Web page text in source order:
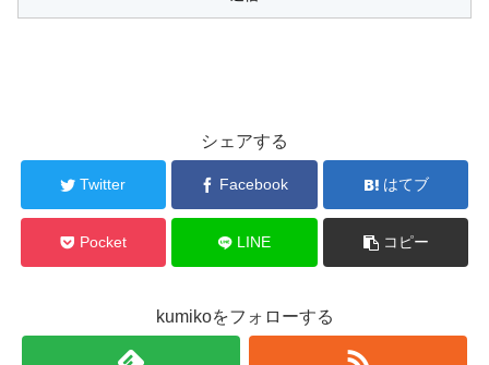
シェアする
Twitter Facebook はてブ
Pocket LINE コピー
kumikoをフォローする